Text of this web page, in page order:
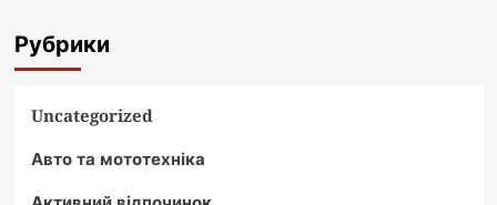
Рубрики
Uncategorized
Авто та мототехніка